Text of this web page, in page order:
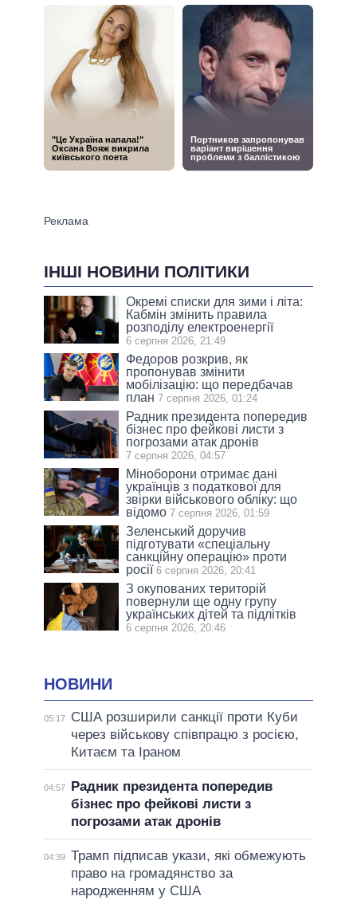
ІНШІ НОВИНИ ПОЛІТИКИ
Окремі списки для зими і літа:
Кабмін змінить правила
розподілу електроенергії
6 серпня 2026, 21:49
Федоров розкрив, як
пропонував змінити
мобілізацію: що передбачав
план 7 серпня 2026, 01:24
Радник президента попередив
бізнес про фейкові листи з
погрозами атак дронів
7 серпня 2026, 04:57
Міноборони отримає дані
українців з податкової для
звірки військового обліку: що
відомо 7 серпня 2026, 01:59
Зеленський доручив
підготувати «спеціальну
санкційну операцію» проти
росії 6 серпня 2026, 20:41
З окупованих територій
повернули ще одну групу
українських дітей та підлітків
6 серпня 2026, 20:46
НОВИНИ
05:17
США розширили санкції проти Куби
через військову співпрацю з росією,
Китаєм та Іраном
04:57
Радник президента попередив
бізнес про фейкові листи з
погрозами атак дронів
04:39 Трамп підписав укази, які обмежують
право на громадянство за
народженням у США